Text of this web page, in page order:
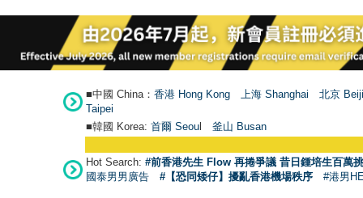
■中國 China： 香港 Hong Kong 上海 Shanghai
北京
Taipei
■韓國 Korea: 首爾 Seoul 釜山 Busan
Hot Search: #前香港先生 Flow 再捲爭議 昔日鍾培生百萬
國泰男男廣告
#【恐同矮仔】擾亂香港機場秩序 #港男